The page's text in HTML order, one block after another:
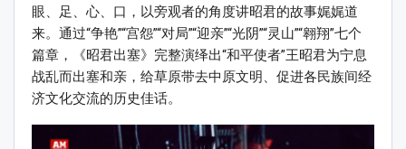
眼、足、心、口，以旁观者的角度讲昭君的故事娓娓道
来。通过“争艳”“宫怨”“对局”“迎亲”“光阴”“灵山”“翱翔”七个
篇章，《昭君出塞》完整演绎出“和平使者”王昭君为宁息
战乱而出塞和亲，给草原带去中原文明、促进各民族间经
济文化交流的历史佳话。